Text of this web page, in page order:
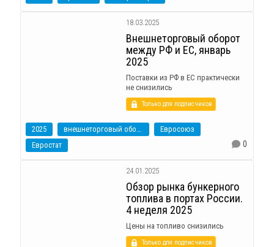
18.03.2025
Внешнеторговый оборот
между РФ и ЕС, январь
2025
Поставки из РФ в ЕС практически
не снизились
Только для подписчиков
2025
Евросоюз
Евростат
0
24.01.2025
Обзор рынка бункерного
топлива в портах России.
4 неделя 2025
Цены на топливо снизились
Только для подписчиков